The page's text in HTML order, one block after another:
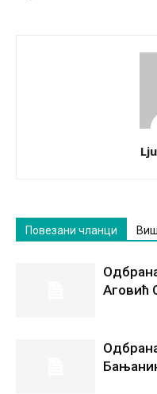
Повезани чланци
Аговић